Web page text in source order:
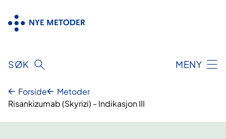
innhold
SØK MENY
Forside
Metoder
Risankizumab (Skyrizi) - Indikasjon III